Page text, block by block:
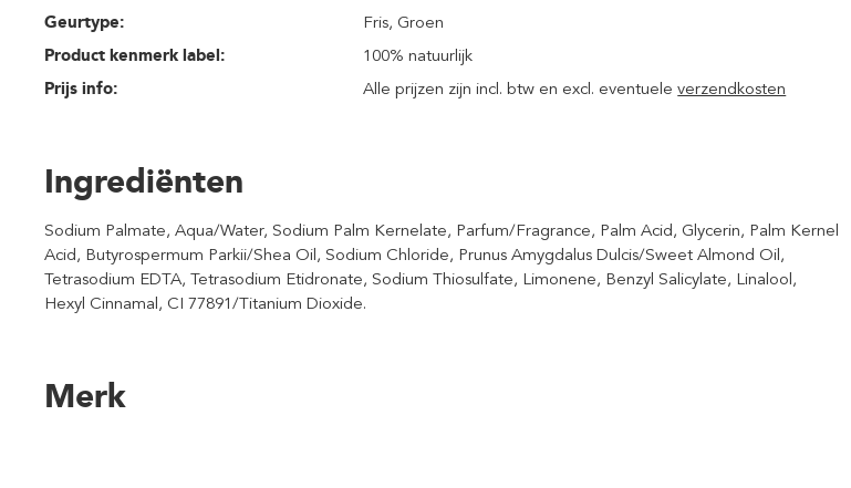
Geurtype:
Fris, Groen
Product kenmerk label:
100% natuurlijk
Prijs info:
Alle prijzen zijn incl. btw en excl. eventueleverzendkosten
Ingrediënten
Sodium Palmate, Aqua/Water, Sodium Palm Kernelate, Parfum/Fragrance, Palm Acid, Glycerin, Palm Kernel
Acid, Butyrospermum Parkii/Shea Oil, Sodium Chloride, Prunus Amygdalus Dulcis/Sweet Almond Oil,
Tetrasodium EDTA, Tetrasodium Etidronate, Sodium Thiosulfate, Limonene, Benzyl Salicylate, Linalool,
Hexyl Cinnamal, CI 77891/Titanium Dioxide.
Merk